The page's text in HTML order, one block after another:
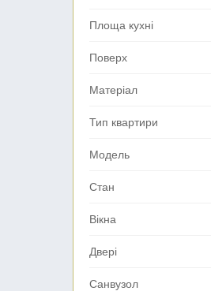
Площа кухні
Поверх
Матеріал
Тип квартири
Модель
Стан
Вікна
Двері
Санвузол